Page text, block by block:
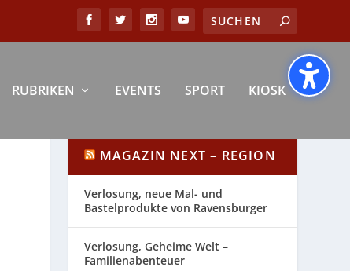
RUBRIKEN EVENTS SPORT KIOSK
MAGAZIN NEXT – REGION
Verlosung, neue Mal- und
Bastelprodukte von Ravensburger
Verlosung, Geheime Welt –
Familienabenteuer